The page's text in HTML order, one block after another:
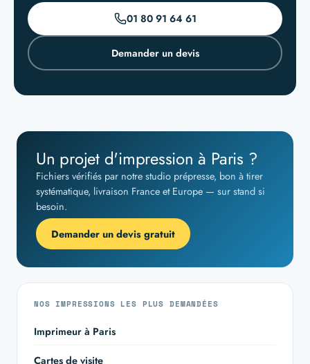
01 80 91 64 61
Demander un devis
Un projet d'impression à Paris ?
Fichiers vérifiés par notre studio prépresse, bon à tirer
systématique, livraison France et Europe — sur stand si
besoin.
Demander un devis gratuit
NOS IMPRESSIONS LES PLUS DEMANDÉES
Imprimeur à Paris
Cartes de visite